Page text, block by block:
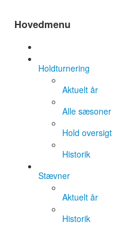
Hovedmenu
Holdturnering
Aktuelt år
Alle sæsoner
Hold oversigt
Historik
Stævner
Aktuelt år
Historik